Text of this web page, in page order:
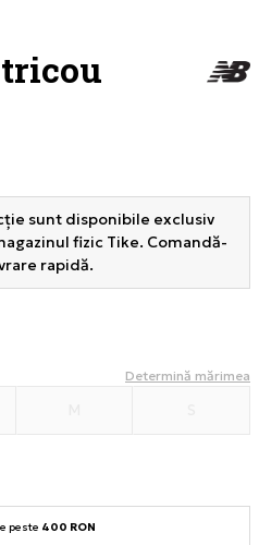
sunt disponibile exclusiv
fizic Tike. Comandă-
rapidă.
Determină mărimea
peste 400 RON